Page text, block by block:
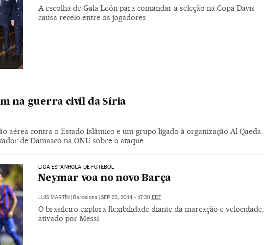
A escolha de Gala León para comandar a seleção na Copa Davis
causa receio entre os jogadores
na guerra civil da Síria
aérea contra o Estado Islâmico e um grupo ligado à organização Al Qaeda.
de Damasco na ONU sobre o ataque
LIGA ESPANHOLA DE FUTEBOL
Neymar voa no novo Barça
LUIS MARTÍN Barcelona SEP 23, 2014 - 17:30 EDT
O brasileiro explora flexibilidade diante da marcação e velocidade,
ativado por Messi